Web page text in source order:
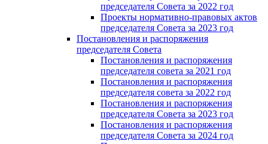
председателя Cовета за 2022 год
Проекты нормативно-правовых актов
председателя Cовета за 2023 год
Постановления и распоряжения
председателя Cовета
Постановления и распоряжения
председателя совета за 2021 год
Постановления и распоряжения
председателя совета за 2022 год
Постановления и распоряжения
председателя Cовета за 2023 год
Постановления и распоряжения
председателя Cовета за 2024 год